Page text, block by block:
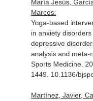
María Jesús,
Marcos:
Yoga-based
in anxiety
depressive
analysis and meta-
Sports Medicine.
1449. 10.1136/
Martínez, Javier,